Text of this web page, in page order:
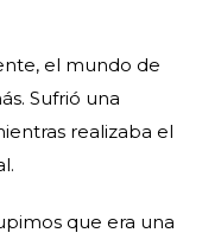
el mundo de
Sufrió una
realizaba el
que era una